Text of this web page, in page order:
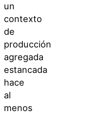
un
contexto
de
producción
agregada
estancada
hace
al
menos